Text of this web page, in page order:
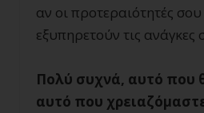
αν οι προτεραιότητές
εξυπηρετούν τις ανάγκες
Πολύ συχνά, αυτό που
αυτό που